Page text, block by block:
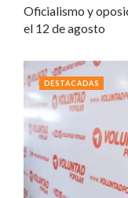
Oficialismo y
el 12 de agosto
DESTACADAS